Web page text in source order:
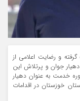
و رضایت اعلامی از
جوان و پرتلاش این
خدمت به عنوان دهیار
خوزستان در اقدامات